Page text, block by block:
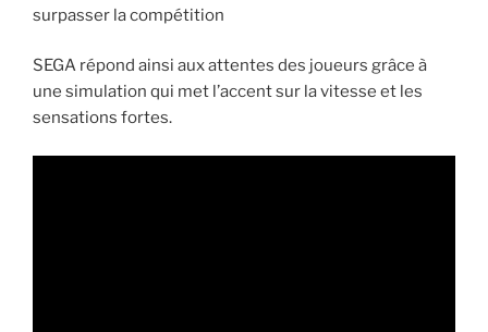
surpasser la compétition
SEGA répond ainsi aux attentes des joueurs grâce à
une simulation qui met l’accent sur la vitesse et les
sensations fortes.